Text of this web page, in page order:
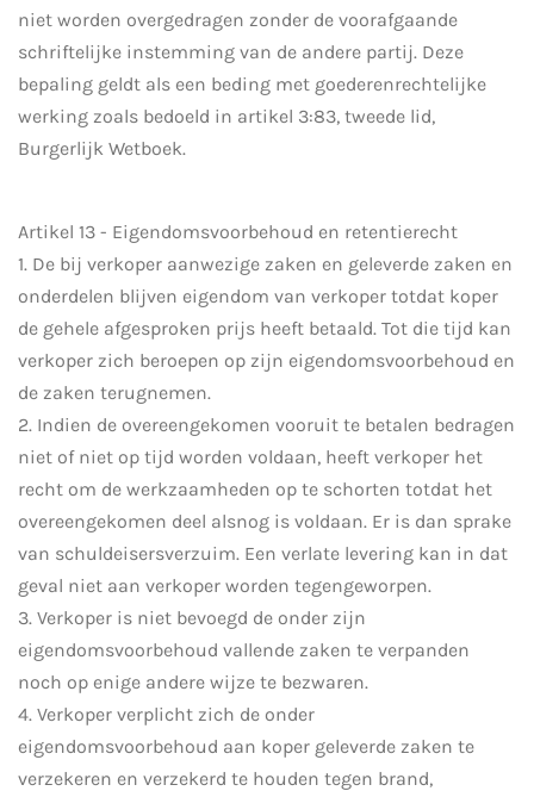
niet worden overgedragen zonder de voorafgaande
schriftelijke instemming van de andere partij. Deze
bepaling geldt als een beding met goederenrechtelijke
werking zoals bedoeld in artikel 3:83, tweede lid,
Burgerlijk Wetboek.
Artikel 13 - Eigendomsvoorbehoud en retentierecht
1. De bij verkoper aanwezige zaken en geleverde zaken en
onderdelen blijven eigendom van verkoper totdat koper
de gehele afgesproken prijs heeft betaald. Tot die tijd kan
verkoper zich beroepen op zijn eigendomsvoorbehoud en
de zaken terugnemen.
2. Indien de overeengekomen vooruit te betalen bedragen
niet of niet op tijd worden voldaan, heeft verkoper het
recht om de werkzaamheden op te schorten totdat het
overeengekomen deel alsnog is voldaan. Er is dan sprake
van schuldeisersverzuim. Een verlate levering kan in dat
geval niet aan verkoper worden tegengeworpen.
3. Verkoper is niet bevoegd de onder zijn
eigendomsvoorbehoud vallende zaken te verpanden
noch op enige andere wijze te bezwaren.
4. Verkoper verplicht zich de onder
eigendomsvoorbehoud aan koper geleverde zaken te
verzekeren en verzekerd te houden tegen brand,